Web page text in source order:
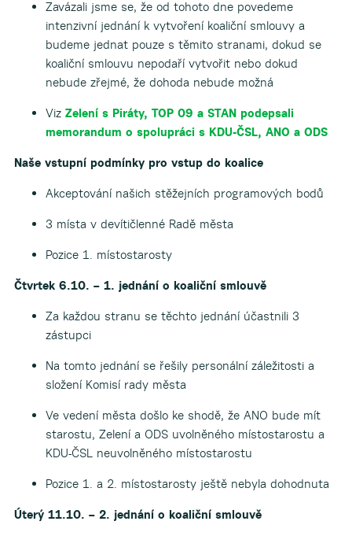
Zavázali jsme se, že od tohoto dne povedeme
intenzivní jednání k vytvoření koaliční smlouvy a
budeme jednat pouze s těmito stranami, dokud se
koaliční smlouvu nepodaří vytvořit nebo dokud
nebude zřejmé, že dohoda nebude možná
Viz Zelení s Piráty, TOP 09 a STAN podepsali
memorandum o spolupráci s KDU-ČSL, ANO a ODS
Naše vstupní podmínky pro vstup do koalice
Akceptování našich stěžejních programových bodů
3 místa v devítičlenné Radě města
Pozice 1. místostarosty
Čtvrtek 6.10. – 1. jednání o koaliční smlouvě
Za každou stranu se těchto jednání účastnili 3
zástupci
Na tomto jednání se řešily personální záležitosti a
složení Komisí rady města
Ve vedení města došlo ke shodě, že ANO bude mít
starostu, Zelení a ODS uvolněného místostarostu a
KDU-ČSL neuvolněného místostarostu
Pozice 1. a 2. místostarosty ještě nebyla dohodnuta
Úterý 11.10. – 2. jednání o koaliční smlouvě